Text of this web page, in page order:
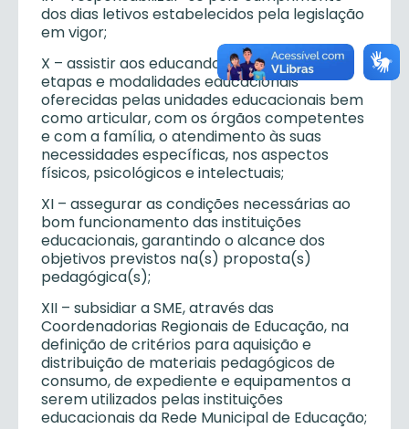
dos dias letivos estabelecidos pela legislação
em vigor;
X – assistir aos educandos, nas diversas
etapas e modalidades educacionais
oferecidas pelas unidades educacionais bem
como articular, com os órgãos competentes
e com a família, o atendimento às suas
necessidades específicas, nos aspectos
físicos, psicológicos e intelectuais;
XI – assegurar as condições necessárias ao
bom funcionamento das instituições
educacionais, garantindo o alcance dos
objetivos previstos na(s) proposta(s)
pedagógica(s);
XII – subsidiar a SME, através das
Coordenadorias Regionais de Educação, na
definição de critérios para aquisição e
distribuição de materiais pedagógicos de
consumo, de expediente e equipamentos a
serem utilizados pelas instituições
educacionais da Rede Municipal de Educação;